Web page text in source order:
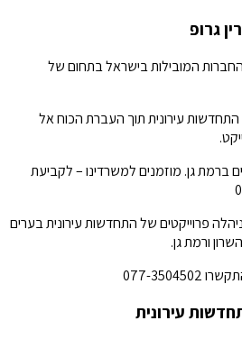
גרופ
המובילות בישראל בתחום של
התחדשות עירונית תוך העברת הכוח אל
ברמת גן. מוזמנים למשרדינו – לקביעת
פרוייקטים של התחדשות עירונית בערים
ורמת גן.
3504502
עירונית